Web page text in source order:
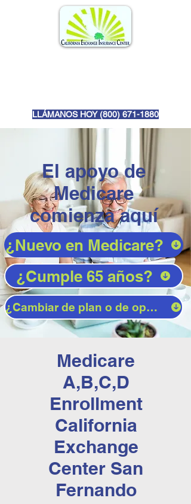
LLÁMANOS HOY (800) 671-1880
El apoyo de
Medicare
comienza aquí
¿Nuevo en Medicare?
¿Cumple 65 años?
¿Cambiar de plan o de operador?
Medicare
A,B,C,D
Enrollment
California
Exchange
Center San
Fernando